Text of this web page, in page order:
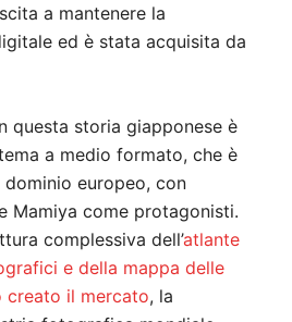
a mantenere la
ed è stata acquisita da
questa storia giapponese è
a medio formato, che è
europeo, con
Mamiya come protagonisti.
complessiva dell’atlante
e della mappa delle
creato il mercato, la